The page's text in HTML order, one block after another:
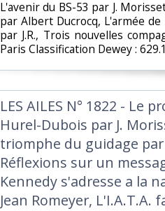
L'avenir du BS-53 par J.
par Albert Ducrocq, L'armée
par J.R., Trois nouvelles
Paris Classification Dewey :
‎LES AILES N° 1822 - Le
Hurel-Dubois par J.
triomphe du guidage
Réflexions sur un
Kennedy s'adresse a la
Jean Romeyer, L'I.A.T.A.